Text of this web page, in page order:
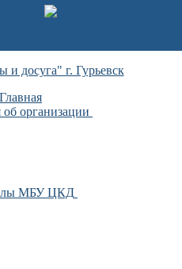
досуга" г. Гурьевск
Главная
организации
МБУ ЦКД